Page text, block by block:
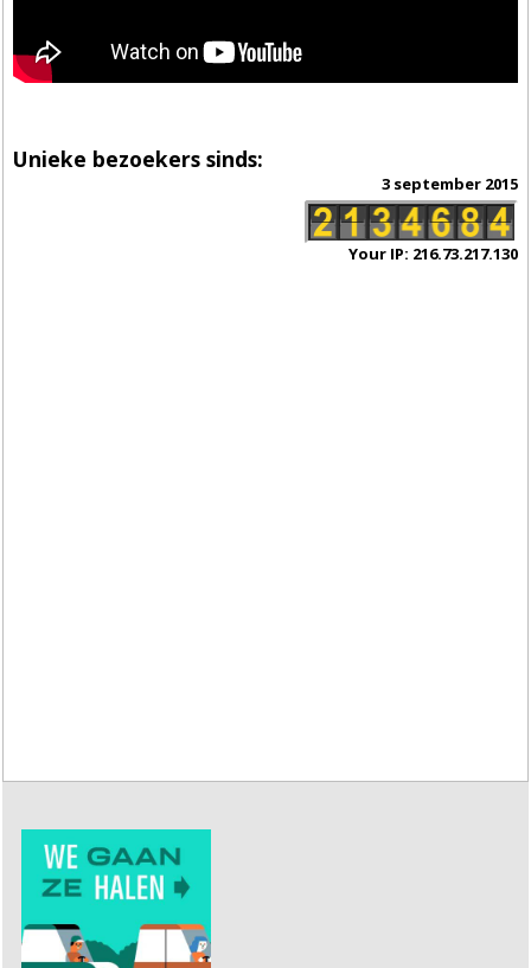
Unieke bezoekers sinds:
3 september 2015
Your IP: 216.73.217.130